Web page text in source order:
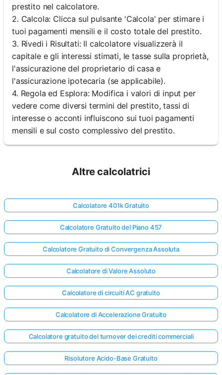
prestito nel calcolatore.
2. Calcola: Clicca sul pulsante 'Calcola' per stimare i
tuoi pagamenti mensili e il costo totale del prestito.
3. Rivedi i Risultati: Il calcolatore visualizzerà il
capitale e gli interessi stimati, le tasse sulla proprietà,
l'assicurazione del proprietario di casa e
l'assicurazione ipotecaria (se applicabile).
4. Regola ed Esplora: Modifica i valori di input per
vedere come diversi termini del prestito, tassi di
interesse o acconti influiscono sui tuoi pagamenti
mensili e sul costo complessivo del prestito.
Altre calcolatrici
Calcolatore 401k Gratuito
Calcolatore Gratuito del Piano 457
Calcolatore Gratuito di Convergenza Assoluta
Calcolatore di Valore Assoluto
Calcolatore di circuiti AC gratuito
Calcolatore di Accelerazione Gratuito
Calcolatore gratuito del turnover dei crediti commerciali
Risolutore Acido-Base Gratuito